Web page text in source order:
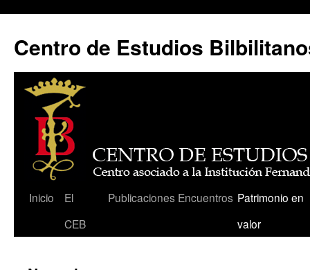
Centro de Estudios
Saltar
Inicio
El
CEB
Publicaciones Encuentros Patrimonio en
valor